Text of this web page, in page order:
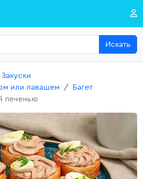
Искать
Закуски
или лавашем
Багет
печенью